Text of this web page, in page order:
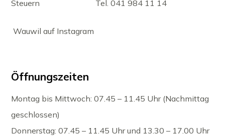
Steuern
Tel. 041 984 11 14
Wauwil auf Instagram
Öffnungszeiten
Montag bis Mittwoch: 07.45 – 11.45 Uhr (Nachmittag
geschlossen)
Donnerstag: 07.45 – 11.45 Uhr und 13.30 – 17.00 Uhr